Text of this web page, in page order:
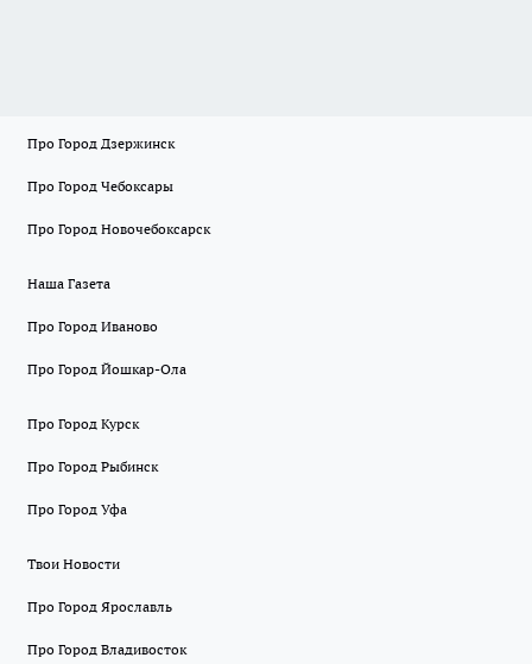
Про Город Дзержинск
Про Город Чебоксары
Про Город Новочебоксарск
Наша Газета
Про Город Иваново
Про Город Йошкар-Ола
Про Город Курск
Про Город Рыбинск
Про Город Уфа
Твои Новости
Про Город Ярославль
Про Город Владивосток